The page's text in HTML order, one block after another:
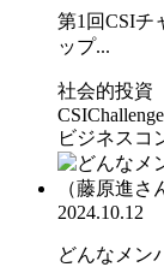
第1回CSIチ
ップ...
社会的投資
CSIChallenge
ビジネスコ
2024.10.12
どんなメン